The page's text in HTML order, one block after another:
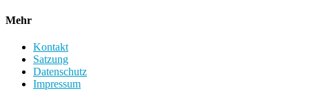
Mehr
Kontakt
Satzung
Datenschutz
Impressum